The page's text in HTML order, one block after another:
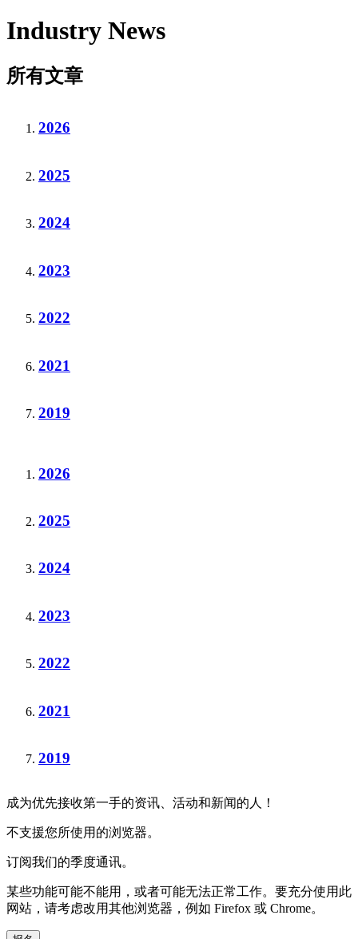
Industry News
所有文章
2026
2025
2024
2023
2022
2021
2019
2026
2025
2024
2023
2022
2021
2019
成为优先接收第一手的资讯、活动和新闻的人！
不支援您所使用的浏览器。
订阅我们的季度通讯。
某些功能可能不能用，或者可能无法正常工作。要充分使用此
网站，请考虑改用其他浏览器，例如 Firefox 或 Chrome。